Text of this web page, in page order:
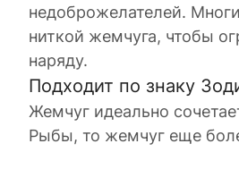
недоброжелателей.
ниткой жемчуга, чтобы
наряду.
Подходит по знаку
Жемчуг идеально
Рыбы, то жемчуг еще